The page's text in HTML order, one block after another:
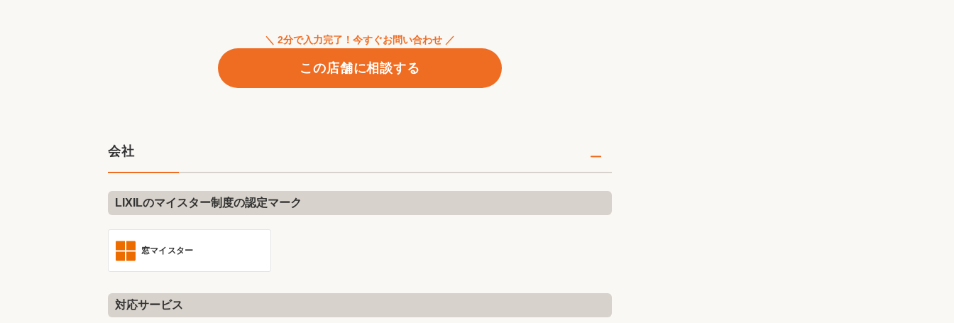
＼ 2分で入力完了！今すぐお問い合わせ ／
この店舗に相談する
会社
LIXILのマイスター制度の認定マーク
窓マイスター
対応サービス